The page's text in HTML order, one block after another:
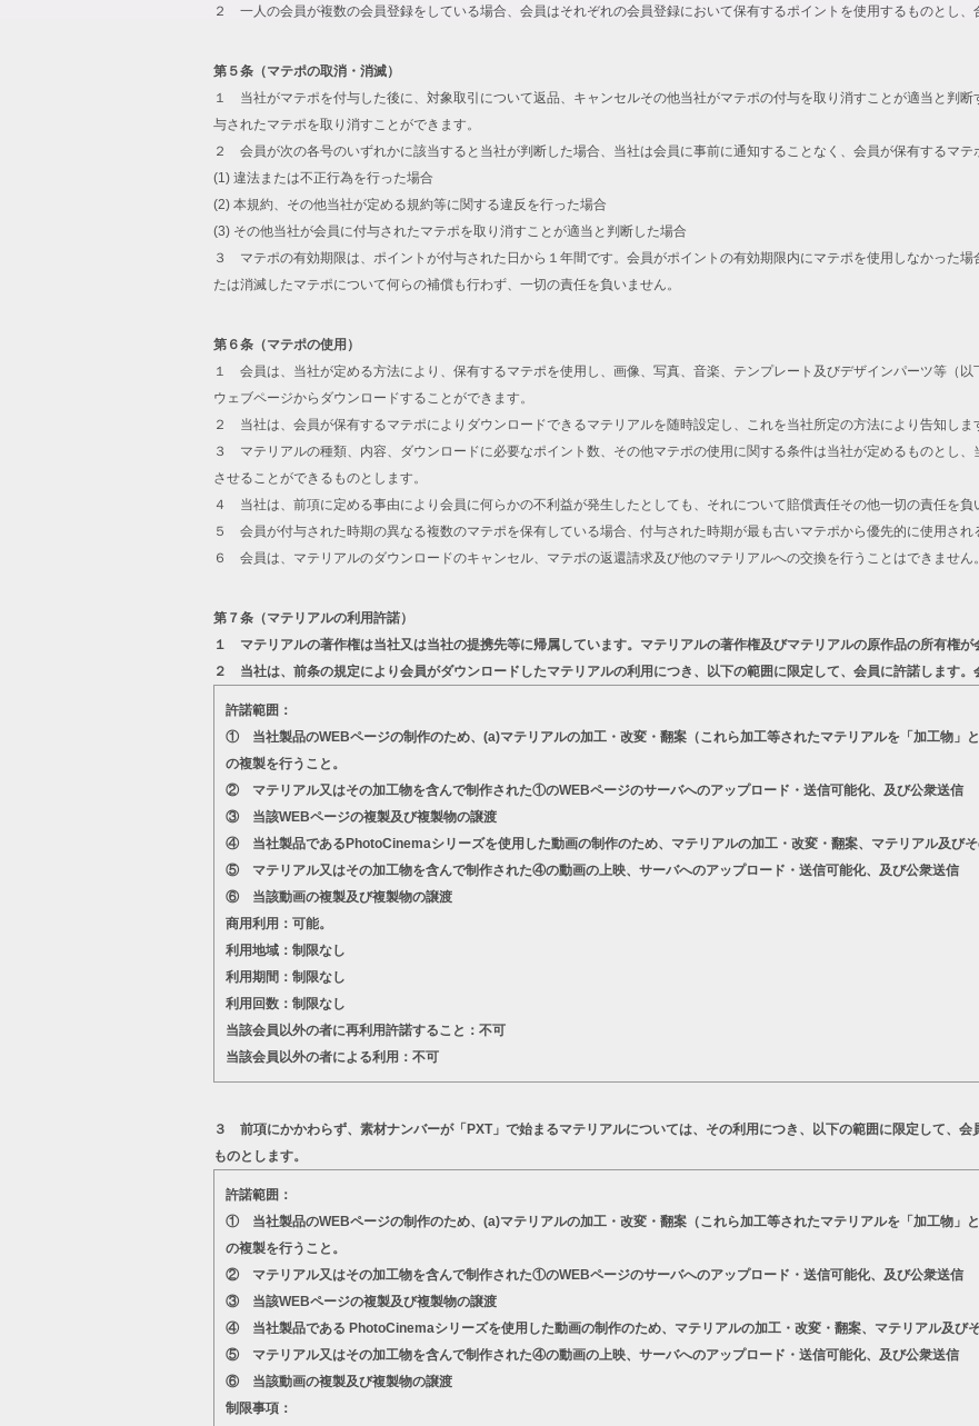
２ 一人の会員が複数の会員登録をしている場合、会員はそれぞれの会員登録において保有するポイントを使用するものとし、
第５条（マテポの取消・消滅）
１ 当社がマテポを付与した後に、対象取引について返品、キャンセルその他当社がマテポの付与を取り消すことが適当と判
与されたマテポを取り消すことができます。
２ 会員が次の各号のいずれかに該当すると当社が判断した場合、当社は会員に事前に通知することなく、会員が保有するマテ
(1) 違法または不正行為を行った場合
(2) 本規約、その他当社が定める規約等に関する違反を行った場合
(3) その他当社が会員に付与されたマテポを取り消すことが適当と判断した場合
３ マテポの有効期限は、ポイントが付与された日から１年間です。会員がポイントの有効期限内にマテポを使用しなかった場
たは消滅したマテポについて何らの補償も行わず、一切の責任を負いません。
第６条（マテポの使用）
１ 会員は、当社が定める方法により、保有するマテポを使用し、画像、写真、音楽、テンプレート及びデザインパーツ等（
ウェブページからダウンロードすることができます。
２ 当社は、会員が保有するマテポによりダウンロードできるマテリアルを随時設定し、これを当社所定の方法により告知しま
３ マテリアルの種類、内容、ダウンロードに必要なポイント数、その他マテポの使用に関する条件は当社が定めるものとし
させることができるものとします。
４ 当社は、前項に定める事由により会員に何らかの不利益が発生したとしても、それについて賠償責任その他一切の責任を負
５ 会員が付与された時期の異なる複数のマテポを保有している場合、付与された時期が最も古いマテポから優先的に使用され
６ 会員は、マテリアルのダウンロードのキャンセル、マテポの返還請求及び他のマテリアルへの交換を行うことはできません。
第７条（マテリアルの利用許諾）
１ マテリアルの著作権は当社又は当社の提携先等に帰属しています。マテリアルの著作権及びマテリアルの原作品の所有権が
２ 当社は、前条の規定により会員がダウンロードしたマテリアルの利用につき、以下の範囲に限定して、会員に許諾します。
許諾範囲：
① 当社製品のWEBページの制作のため、(a)マテリアルの加工・改変・翻案（これら加工等されたマテリアルを「加工物」
の複製を行うこと。
② マテリアル又はその加工物を含んで制作された①のWEBページのサーバへのアップロード・送信可能化、及び公衆送信
③ 当該WEBページの複製及び複製物の譲渡
④ 当社製品であるPhotoCinemaシリーズを使用した動画の制作のため、マテリアルの加工・改変・翻案、マテリアル及びそ
⑤ マテリアル又はその加工物を含んで制作された④の動画の上映、サーバへのアップロード・送信可能化、及び公衆送信
⑥ 当該動画の複製及び複製物の譲渡
商用利用：可能。
利用地域：制限なし
利用期間：制限なし
利用回数：制限なし
当該会員以外の者に再利用許諾すること：不可
当該会員以外の者による利用：不可
３ 前項にかかわらず、素材ナンバーが「PXT」で始まるマテリアルについては、その利用につき、以下の範囲に限定して、
ものとします。
許諾範囲：
① 当社製品のWEBページの制作のため、(a)マテリアルの加工・改変・翻案（これら加工等されたマテリアルを「加工物」
の複製を行うこと。
② マテリアル又はその加工物を含んで制作された①のWEBページのサーバへのアップロード・送信可能化、及び公衆送信
③ 当該WEBページの複製及び複製物の譲渡
④ 当社製品である PhotoCinemaシリーズを使用した動画の制作のため、マテリアルの加工・改変・翻案、マテリアル及びそ
⑤ マテリアル又はその加工物を含んで制作された④の動画の上映、サーバへのアップロード・送信可能化、及び公衆送信
⑥ 当該動画の複製及び複製物の譲渡
制限事項：